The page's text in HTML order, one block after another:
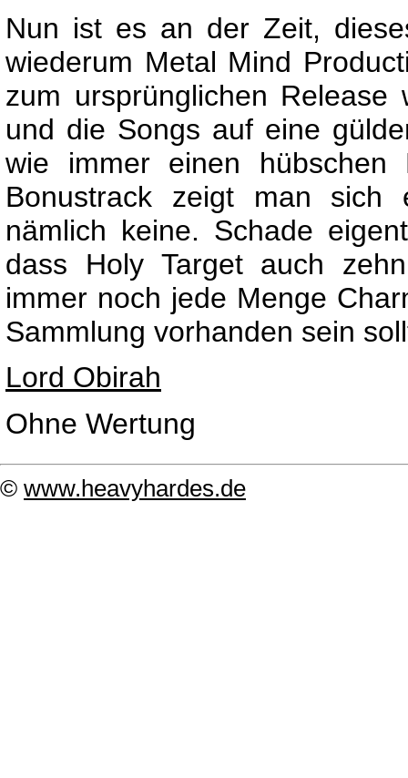
Nun ist es an der Zeit,
wiederum Metal Mind
zum ursprünglichen
und die Songs auf eine
wie immer einen hübschen
Bonustrack zeigt man
nämlich keine. Schade
dass Holy Target auch
immer noch jede Menge
Sammlung vorhanden sein
Lord Obirah
Ohne Wertung
© www.heavyhardes.de